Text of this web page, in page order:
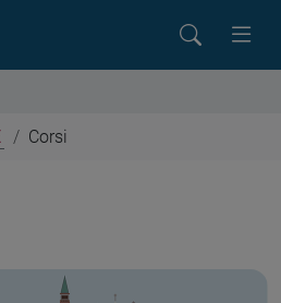
Corsi